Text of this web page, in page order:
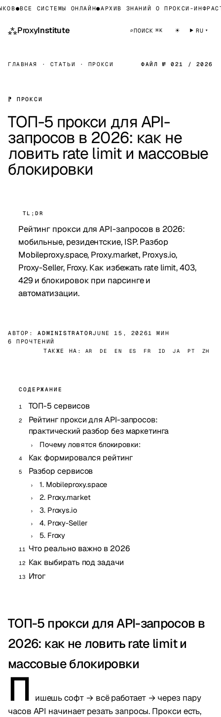
●ВСЕ СИСТЕМЫ ОНЛАЙН●АРХИВ ЗНАНИЙ О ПРОКСИ-
⁂ProxyInstitute ⌕ПОИСК ⌘K ☀ RU
ГЛАВНАЯ · СТАТЬИ · ПРОКСИ ФАЙЛ № 021 / 2026
⁋ ПРОКСИ
ТОП-5 прокси для API-
запросов в 2026: как не
ловить rate limit и массовые
блокировки
TL;DR
Рейтинг прокси для API-запросов в 2026:
мобильные, резидентские, ISP. Разбор
Mobileproxy.space, Proxy.market, Proxys.io,
Proxy-Seller, Froxy. Как избежать rate limit, 403,
429 и блокировок при парсинге и
автоматизации.
АВТОР: ADMINISTRATORJUNE 15, 20261 МИН
6 ПРОЧТЕНИЙ
ТАКЖЕ НА:
AR DE EN ES FR ID JA PT ZH
СОДЕРЖАНИЕ
ТОП-5 сервисов
Рейтинг прокси для API-запросов:
практический разбор без маркетинга
Почему ловятся блокировки:
Как формировался рейтинг
Разбор сервисов
1. Mobileproxy.space
2. Proxy.market
3. Proxys.io
4. Proxy-Seller
5. Froxy
Что реально важно в 2026
Как выбирать под задачи
Итог
ТОП-5 прокси для API-запросов в
2026: как не ловить rate limit и
массовые блокировки
П ишешь софт → всё работает → через пару
часов API начинает резать запросы. Прокси есть,